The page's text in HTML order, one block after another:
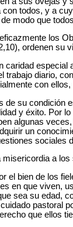
con todos, y a
modo que
los
ordenen su
caridad especial
trabajo diario,
con
de su condición
y éxito. Por
algunas
un
sociales
a los
el bien de los
en que viven,
sea su edad,
pastoral
que ellos